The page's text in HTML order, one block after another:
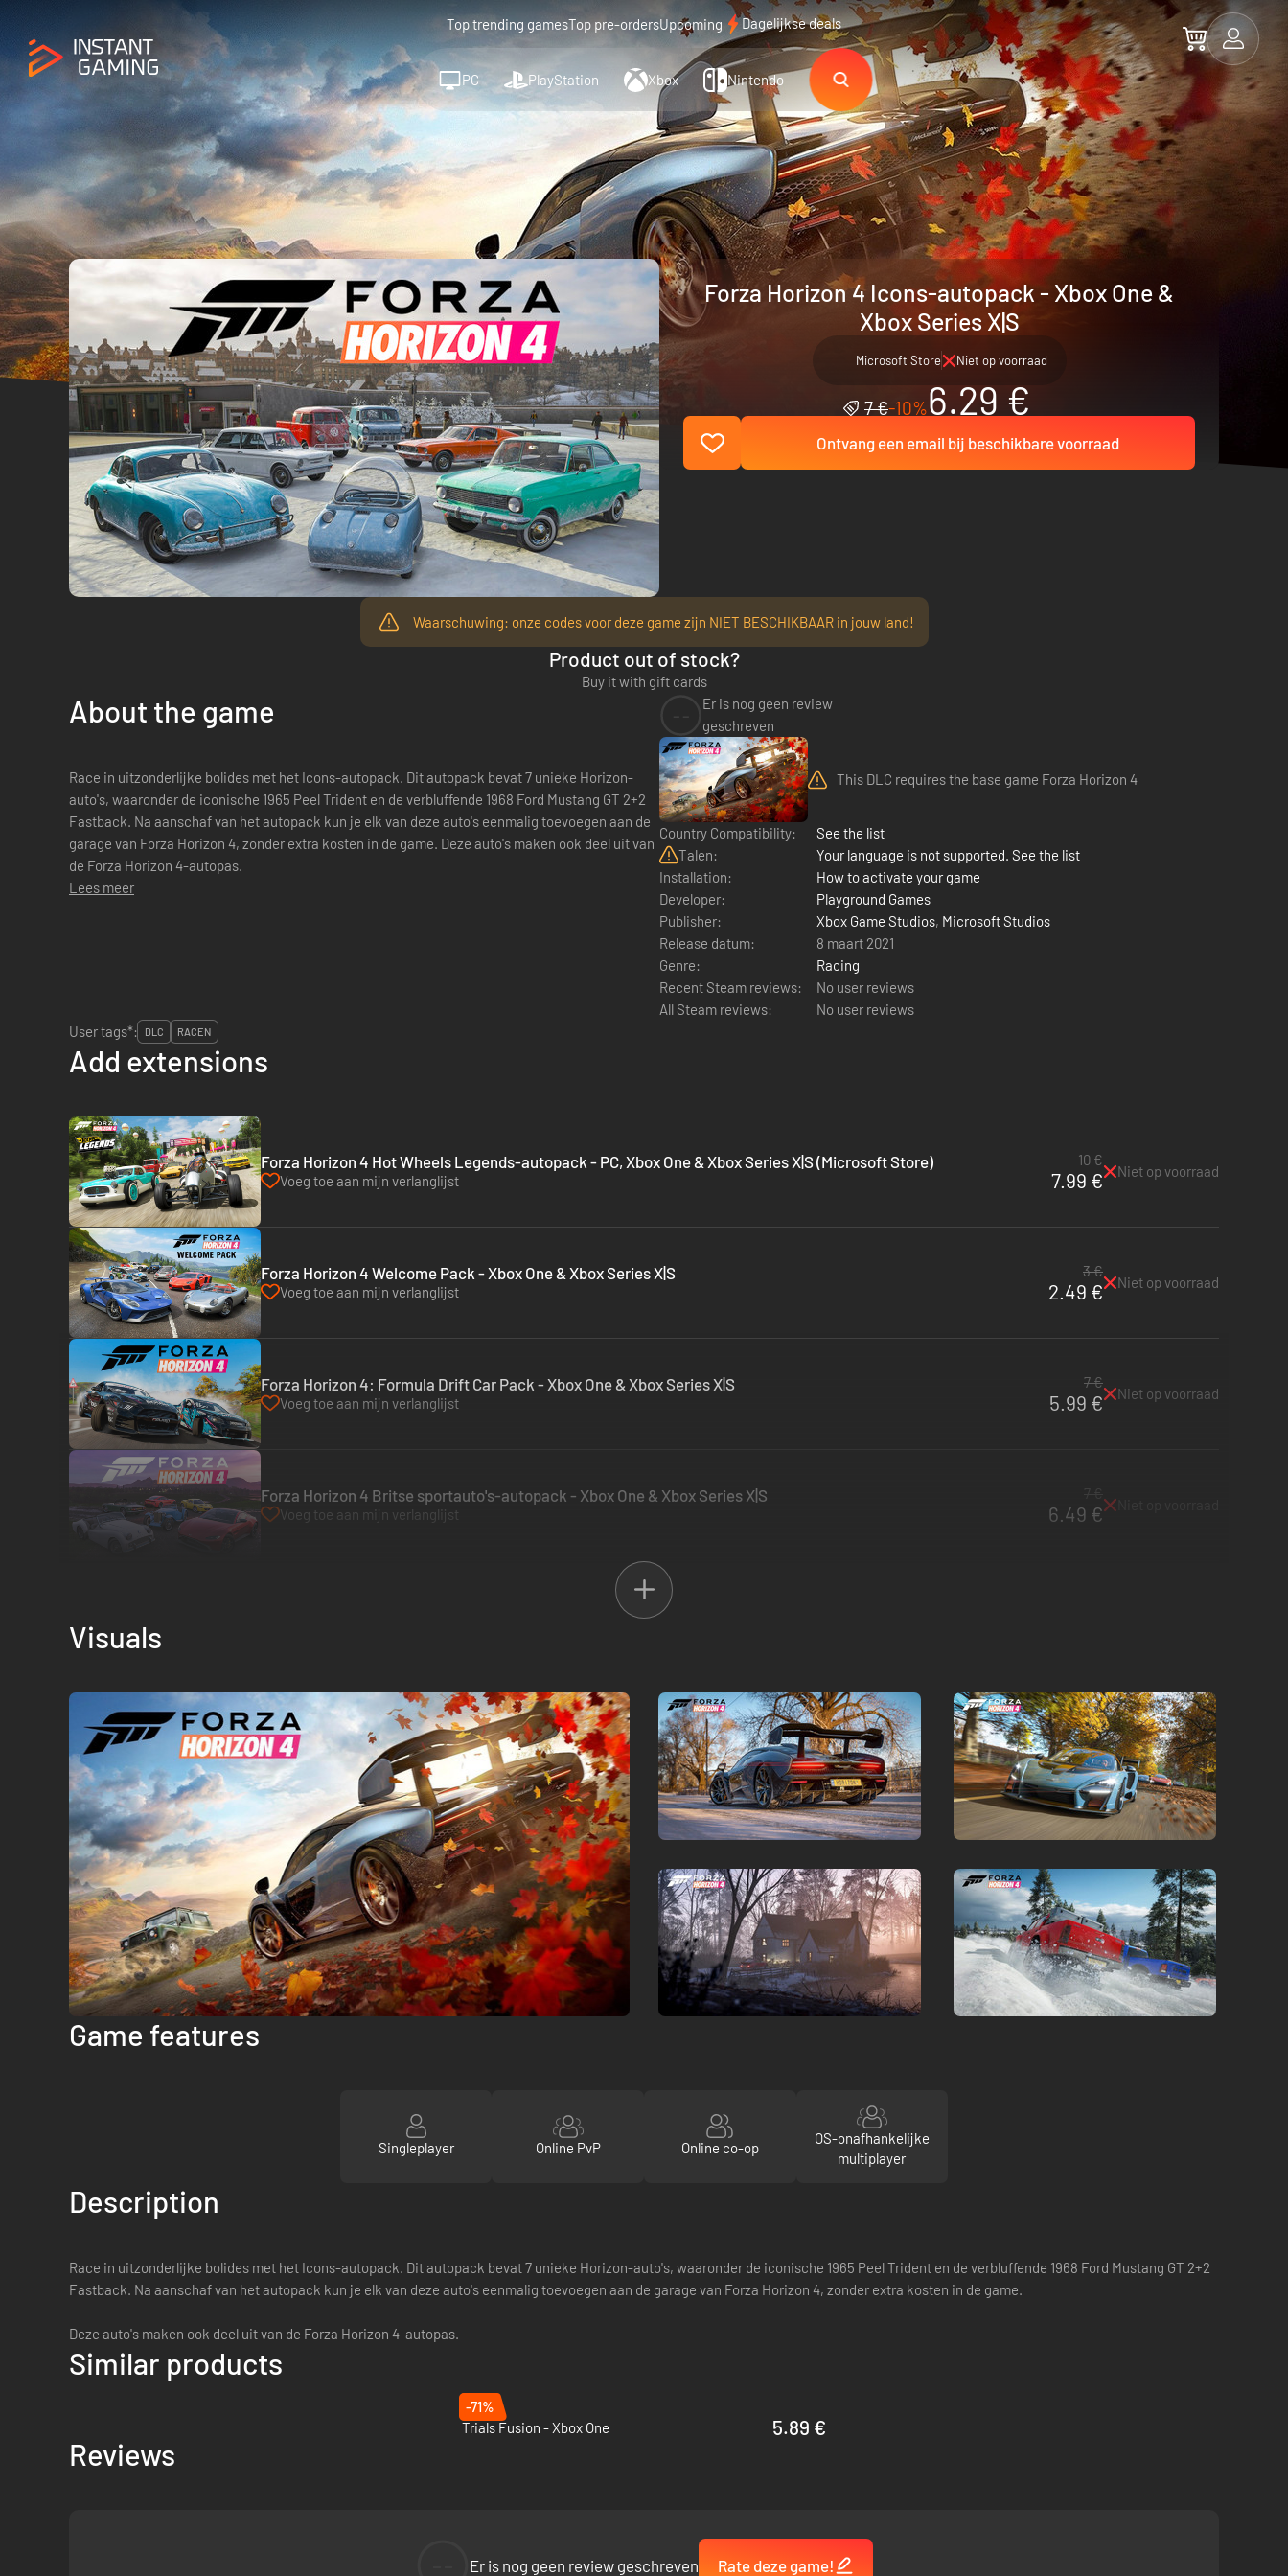
Top trending gamesTop pre-ordersUpcoming Dagelijkse deals
PC PlayStation Xbox Nintendo
Forza Horizon 4 Icons-autopack - Xbox One &
Xbox Series X|S
Microsoft Store Niet op voorraad
7 €-10%6.29 €
Ontvang een email bij beschikbare voorraad
Waarschuwing: onze codes voor deze game zijn NIET BESCHIKBAAR in jouw land!
Product out of stock?
Buy it with gift cards
About the game
Race in uitzonderlijke bolides met het Icons-autopack. Dit autopack bevat 7 unieke Horizon-
auto's, waaronder de iconische 1965 Peel Trident en de verbluffende 1968 Ford Mustang GT 2+2
Fastback. Na aanschaf van het autopack kun je elk van deze auto's eenmalig toevoegen aan de
garage van Forza Horizon 4, zonder extra kosten in de game. Deze auto's maken ook deel uit van
de Forza Horizon 4-autopas.
Lees meer
Er is nog geen review
geschreven
This DLC requires the base game Forza Horizon 4
Country Compatibility:
See the list
Talen:
Your language is not supported. See the list
Installation:
How to activate your game
Developer:
Playground Games
Publisher:
Xbox Game Studios, Microsoft Studios
Release datum:
8 maart 2021
Genre:
Racing
Recent Steam reviews:
No user reviews
All Steam reviews:
No user reviews
User tags*:
DLC RACEN
Add extensions
Forza Horizon 4 Hot Wheels Legends-autopack - PC, Xbox One & Xbox Series X|S (Microsoft Store)
Voeg toe aan mijn verlanglijst
10 €
7.99 € Niet op voorraad
Forza Horizon 4 Welcome Pack - Xbox One & Xbox Series X|S
Voeg toe aan mijn verlanglijst
3 €
2.49 € Niet op voorraad
Forza Horizon 4: Formula Drift Car Pack - Xbox One & Xbox Series X|S
Voeg toe aan mijn verlanglijst
7 €
5.99 € Niet op voorraad
Forza Horizon 4 Britse sportauto's-autopack - Xbox One & Xbox Series X|S
Voeg toe aan mijn verlanglijst 6.49 €
Visuals
Game features
Singleplayer Online PvP Online co-op
OS-onafhankelijke
multiplayer
Description
Race in uitzonderlijke bolides met het Icons-autopack. Dit autopack bevat 7 unieke Horizon-auto's, waaronder de iconische 1965 Peel Trident en de verbluffende 1968 Ford Mustang GT 2+2
Fastback. Na aanschaf van het autopack kun je elk van deze auto's eenmalig toevoegen aan de garage van Forza Horizon 4, zonder extra kosten in de game.
Deze auto's maken ook deel uit van de Forza Horizon 4-autopas.
Similar products
-71%
Trials Fusion - Xbox One
5.89 €
Reviews
Er is nog geen review geschreven Rate deze game!